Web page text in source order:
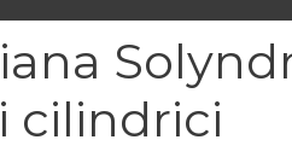
cilindrici